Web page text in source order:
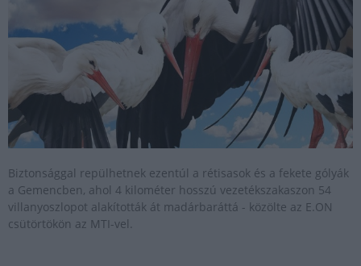
Biztonsággal repülhetnek ezentúl a rétisasok és a fekete gólyák
a Gemencben, ahol 4 kilométer hosszú vezetékszakaszon 54
villanyoszlopot alakították át madárbaráttá - közölte az E.ON
csütörtökön az MTI-vel.